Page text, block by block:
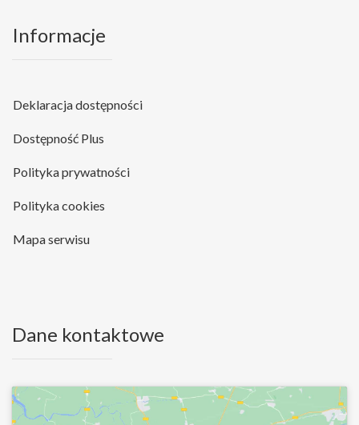
Informacje
Deklaracja dostępności
Dostępność Plus
Polityka prywatności
Polityka cookies
Mapa serwisu
Dane kontaktowe